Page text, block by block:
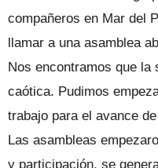
compañeros en Mar del
llamar a una asamblea
Nos encontramos que la
caótica. Pudimos
trabajo para el avance
Las asambleas
y participación, se